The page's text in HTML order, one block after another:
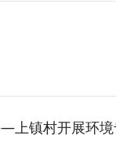
上镇村开展环境